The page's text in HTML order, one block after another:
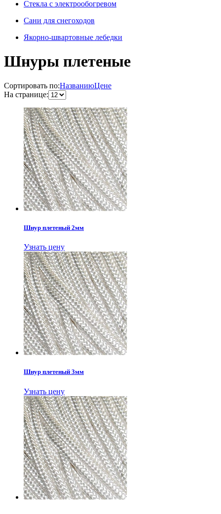
Стекла с электрообогревом
Сани для снегоходов
Якорно-швартовные лебедки
Шнуры плетеные
Сортировать по:НазваниюЦене
На странице:
Шнур плетеный 2мм
Узнать цену
Шнур плетеный 3мм
Узнать цену